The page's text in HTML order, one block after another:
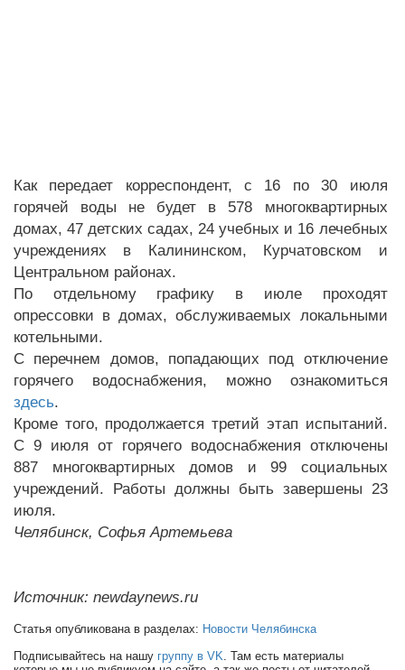
Как передает корреспондент, с 16 по 30 июля
горячей воды не будет в 578 многоквартирных
домах, 47 детских садах, 24 учебных и 16 лечебных
учреждениях в Калининском, Курчатовском и
Центральном районах.
По отдельному графику в июле проходят
опрессовки в домах, обслуживаемых локальными
котельными.
С перечнем домов, попадающих под отключение
горячего водоснабжения, можно ознакомиться
здесь.
Кроме того, продолжается третий этап испытаний.
С 9 июля от горячего водоснабжения отключены
887 многоквартирных домов и 99 социальных
учреждений. Работы должны быть завершены 23
июля.
Челябинск, Софья Артемьева
Источник: newdaynews.ru
Статья опубликована в разделах: Новости Челябинска
Подписывайтесь на нашу группу в VK . Там есть материалы